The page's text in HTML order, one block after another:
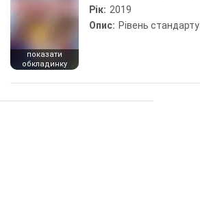
показати
обкладинку
Рік: 2019
Опис: Рівень стандарту